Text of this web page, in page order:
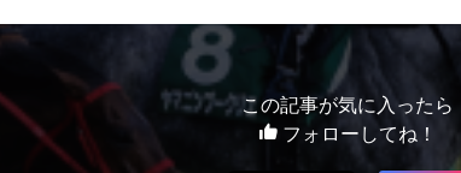
この記事が気に入ったら
フォローしてね！